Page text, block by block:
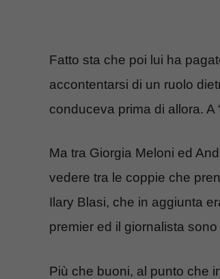
Fatto sta che poi lui ha
accontentarsi di un ruolo
conduceva prima di allora. A
Ma tra Giorgia Meloni ed
vedere tra le coppie che
Ilary Blasi, che in aggiunta
premier ed il giornalista
Più che buoni, al punto che